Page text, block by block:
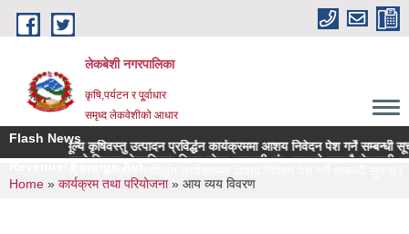
Skip to main content
लेकबेशी नगरपालिका
कृषि,पर्यटन र पू्र्वाधार
समृध्द लेकवेशीको आधार
Flash News
उच्च मूल्य कृषिवस्तु उत्पादन प्रविर्द्धन कार्यक्रममा आशय निवेदन पेश गर्ने सम्बन्धी
नगरपालिकाको नियमन क्षेत्रधिकार भित्र रहेका सहकारी संस्थाहरुको समयमै लेखापरीक्षण
You are here
Home » कार्यक्रम तथा परियोजना» आय व्यय विवरण